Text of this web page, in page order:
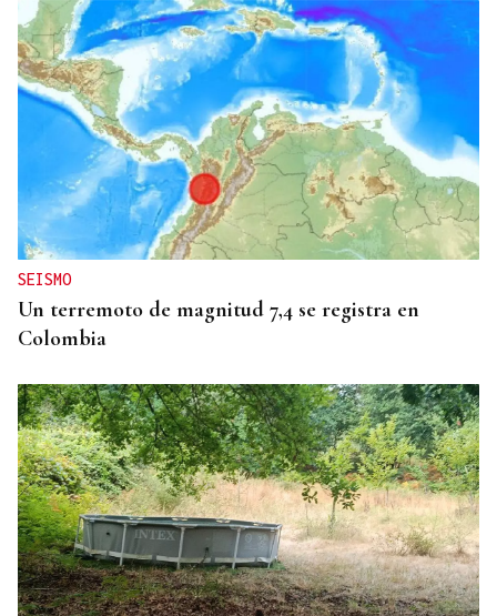
INTERNACIONALIZACIÓN
Sodercan ofrece un programa gratuito para
ayudar a las pymes cántabras a iniciarse en la
exportación
SEISMO
Un terremoto de magnitud 7,4 se registra en
Colombia